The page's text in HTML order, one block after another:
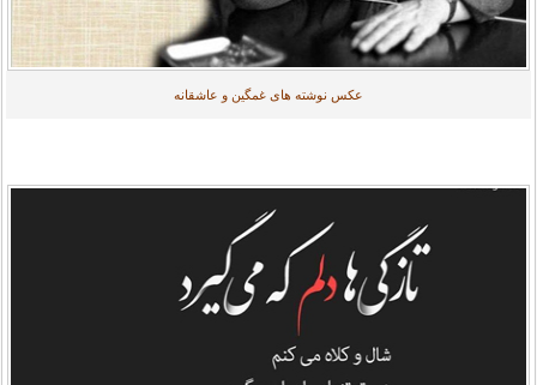
عکس نوشته های غمگین و عاشقانه